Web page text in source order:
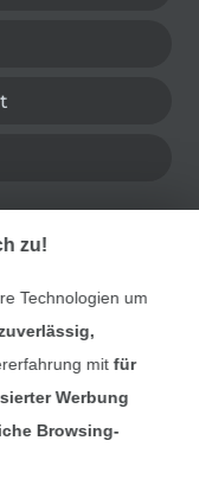
zu!
Technologien um
mitfür
Werbung
Browsing-